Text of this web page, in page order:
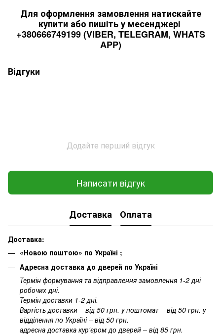
Для оформлення замовлення натискайте
купити або пишіть у месенджері
+380666749199 (VIBER, TELEGRAM, WHATS
APP)
Відгуки
Додайте перший відгук
Написати відгук
Доставка Оплата
Доставка:
«Новою поштою» по Україні ;
Адресна доставка до дверей по Україні
Термін формування та відправлення замовлення 1-2 дні
робочих дні.
Термін доставки 1-2 дні.
Вартість доставки – від 50 грн. у поштомат – від 50 грн. у
відділення по Україні – від 50 грн.
адресна доставка кур'єром до дверей – від 85 грн.